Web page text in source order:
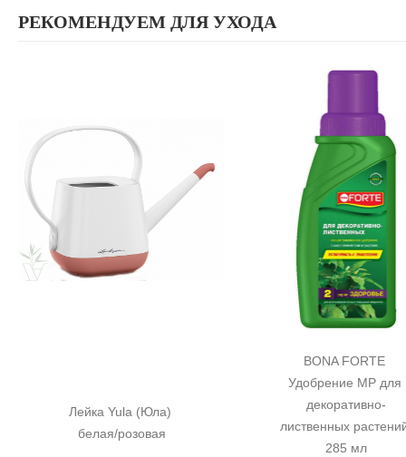
РЕКОМЕНДУЕМ ДЛЯ УХОДА
Лейка Yula (Юла)
белая/розовая
BONA FORTE
Удобрение MP для
декоративно-
лиственных
285 мл